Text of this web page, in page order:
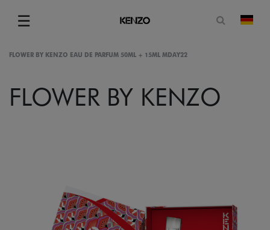
☰
Menu
FLOWER BY KENZO EAU DE PARFUM 50ML + 15ML MDAY22
FLOWER BY KENZO